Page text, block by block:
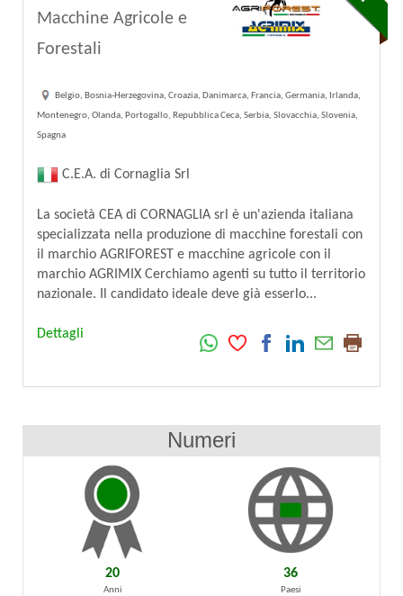
Macchine Agricole e
Forestali
Belgio, Bosnia-Herzegovina, Croazia, Danimarca, Francia, Germania, Irlanda,
Montenegro, Olanda, Portogallo, Repubblica Ceca, Serbia, Slovacchia, Slovenia,
Spagna
C.E.A. di Cornaglia Srl
La società CEA di CORNAGLIA srl è un'azienda italiana
specializzata nella produzione di macchine forestali con
il marchio AGRIFOREST e macchine agricole con il
marchio AGRIMIX Cerchiamo agenti su tutto il territorio
nazionale. Il candidato ideale deve già esserlo...
Dettagli
Numeri
20
Anni
36
Paesi